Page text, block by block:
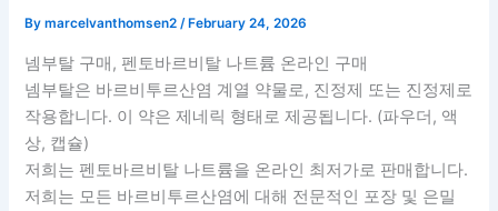
Bymarcelvanthomsen2/ February 24, 2026
넴부탈 구매, 펜토바르비탈 나트륨 온라인 구매
넴부탈은 바르비투르산염 계열 약물로, 진정제 또는 진정제로
작용합니다. 이 약은 제네릭 형태로 제공됩니다. (파우더, 액
상, 캡슐)
저희는 펜토바르비탈 나트륨을 온라인 최저가로 판매합니다.
저희는 모든 바르비투르산염에 대해 전문적인 포장 및 은밀